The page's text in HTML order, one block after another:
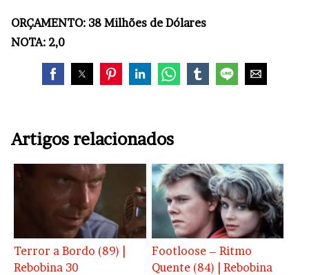
ORÇAMENTO: 38 Milhões de Dólares
NOTA: 2,0
Artigos relacionados
Terror a Bordo (89) |
Rebobina 30
Footloose – Ritmo
Quente (84) | Rebobina